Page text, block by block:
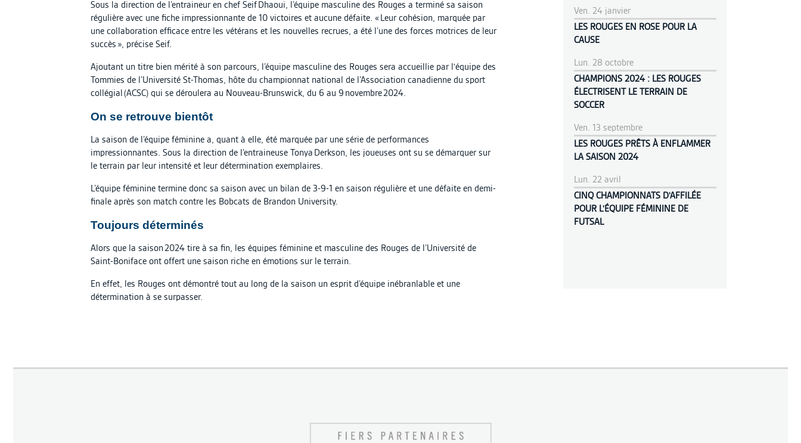
Sous la direction de l’entraineur en chef Seif Dhaoui, l’équipe masculine des Rouges a terminé sa saison
régulière avec une fiche impressionnante de 10 victoires et aucune défaite. « Leur cohésion, marquée par
une collaboration efficace entre les vétérans et les nouvelles recrues, a été l’une des forces motrices de leur
succès », précise Seif.
Ajoutant un titre bien mérité à son parcours, l’équipe masculine des Rouges sera accueillie par l'équipe des
Tommies de l’Université St-Thomas, hôte du championnat national de l’Association canadienne du sport
collégial (ACSC) qui se déroulera au Nouveau-Brunswick, du 6 au 9 novembre 2024.
On se retrouve bientôt
La saison de l’équipe féminine a, quant à elle, été marquée par une série de performances
impressionnantes. Sous la direction de l’entraineuse Tonya Derkson, les joueuses ont su se démarquer sur
le terrain par leur intensité et leur détermination exemplaires.
L’équipe féminine termine donc sa saison avec un bilan de 3-9-1 en saison régulière et une défaite en demi-
finale après son match contre les Bobcats de Brandon University.
Toujours déterminés
Alors que la saison 2024 tire à sa fin, les équipes féminine et masculine des Rouges de l’Université de
Saint-Boniface ont offert une saison riche en émotions sur le terrain.
En effet, les Rouges ont démontré tout au long de la saison un esprit d’équipe inébranlable et une
détermination à se surpasser.
Ven. 24 janvier
LES ROUGES EN ROSE POUR LA
CAUSE
Lun. 28 octobre
CHAMPIONS 2024 : LES ROUGES
ÉLECTRISENT LE TERRAIN DE
SOCCER
Ven. 13 septembre
LES ROUGES PRÊTS À ENFLAMMER
LA SAISON 2024
Lun. 22 avril
CINQ CHAMPIONNATS D'AFFILÉE
POUR L'ÉQUIPE FÉMININE DE
FUTSAL